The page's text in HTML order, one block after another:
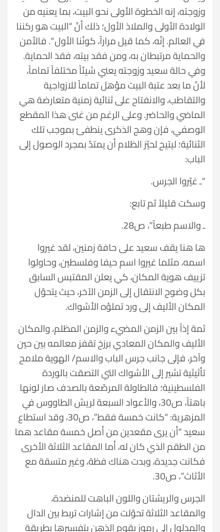
وزوجته، إنه الخطوة الأولى نحو البيت، بما يعنيه من
الولادة الأولى والملاذ الأول؛ ذلك أنّ “البيت هو ركننا
في العالم. إنّه، كما قيل مراراً، كونُنا الأول “. فالأمن
والحماية مرتبطان به، ومن فقد بيته، فقدَ الحماية.
وفي حالة سعيد وزوجته يعني شيئاً مختلفاً تماماً،
لأنّ ما بعد عتبة البيت مؤهل تماماً للازواجية
والتقاطب، والانفتاح على ثنائية زمنية متعارضة هي
الماضي والحاضر. وعلى الرغم من غنى هذا المقطع
الوصفي، فإن وهج الذكرى ينطفئ بموجب تلك
الثنائية؛ ليتيح لحيّز الظلام أن يمتدّ بمجرد الوصول إلى
الباب:
“ـ غيّروا الجرس.
وسكت قليلاً ثم تابع:
ـ والاسم طبعاً”، ص28.
ها هنا يقف سعيد على حافة زمنين، لقد غيروا
اسمه، مثلما غيروا اسم حيفا وفلسطين، وحاولوا
تزييف هوية المكان، كي يعلن المقتبس السابق
بكل وضوح الانتقال إلى الزمن الآخر، حيث يتحوّل
المكان الأليف إلى ورد تملؤه الأشواك.
ثمة إذاً بين الزمن المضيء والزمن المظلم، والمكان
الأليف والمكان المعادي برزخ تقفز معالمه بين حين
وآخر، فإلى جانب جرس الباب والاسم/ الهوية ملامح
تأثيثية تشير إلى الأشواك التي التصقت بالوردة
الفلسطينية؛ فالطاولة المرصّعة بالصدف صار لونها
باهتاً، ص30، والأعواد السبعة لريش الطاووس في
المزهرية: “كانت خمسة فقط”، ص30، وقد استطاع
سعيد “أن يرى مقعدين من أصل خمسة مقاعد هما
من الطقم الذي كان له، أما المقاعد الثلاثة الأخرى
فكانت جديدة، وبدت هناك فظة، وغير متسقة مع
الأثاث”، ص30.
الجرس والريشتان واللون الباهت للمنضدة،
والمقاعد الثلاثة تحوّلت من إشارات تربط بين الدال
والمدلول إلى رموز يقوم الذهن بتفسيرها بطريقة